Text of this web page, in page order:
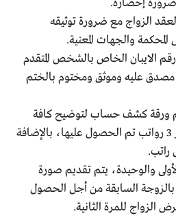
إحضاره.
الزواج مع ضرورة توثيقه
والجهات المعنية.
الايبان الخاص بالشخص المتقدم
مصدق عليه وموثق ومختوم بالختم
ورقة كشف حساب لتوضيح كافة
التفاصيل المتعلقة بآخر 3 رواتب تم الحصول عليها، بالإضافة
راتب.
والوحيدة، يتم تقديم صورة
بالزوجة السابقة من أجل الحصول
الزواج للمرة الثانية.